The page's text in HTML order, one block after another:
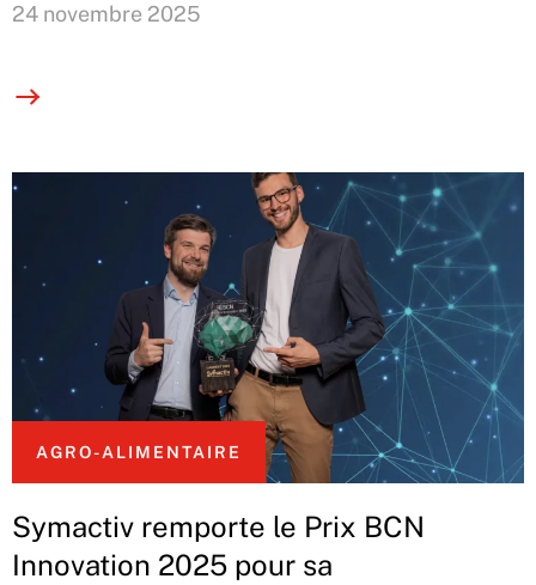
24 novembre 2025
AGRO-ALIMENTAIRE
Symactiv remporte le Prix BCN
Innovation 2025 pour sa